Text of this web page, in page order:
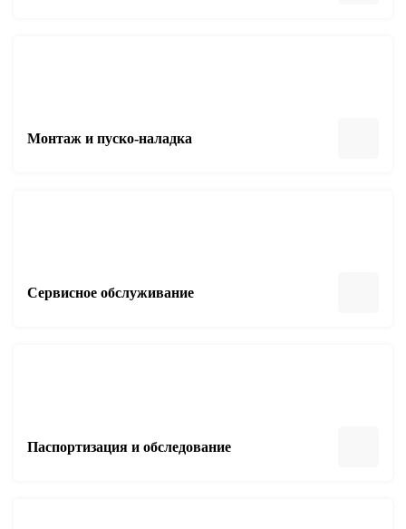
Монтаж и пуско-наладка
Сервисное обслуживание
Паспортизация и обследование